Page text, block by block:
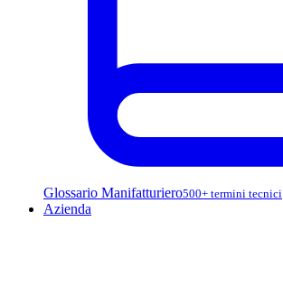
Glossario Manifatturiero500+ termini tecnici
Azienda